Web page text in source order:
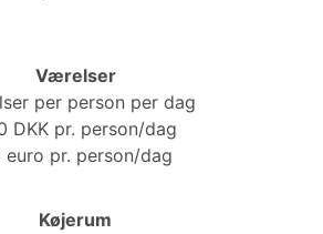
Værelser
per person per dag
DKK pr. person/dag
euro pr. person/dag
Køjerum